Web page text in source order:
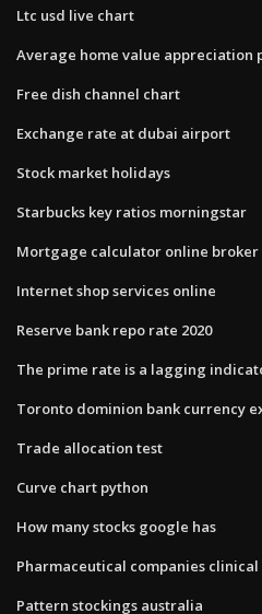
Ltc usd live chart
Average home value appreciation
Free dish channel chart
Exchange rate at dubai airport
Stock market holidays
Starbucks key ratios morningstar
Mortgage calculator online broker
Internet shop services online
Reserve bank repo rate 2020
The prime rate is a lagging
Toronto dominion bank currency
Trade allocation test
Curve chart python
How many stocks google has
Pharmaceutical companies
Pattern stockings australia